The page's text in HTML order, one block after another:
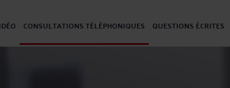
CONSULTATIONS TÉLÉPHONIQUES QUESTIONS ÉCRITES